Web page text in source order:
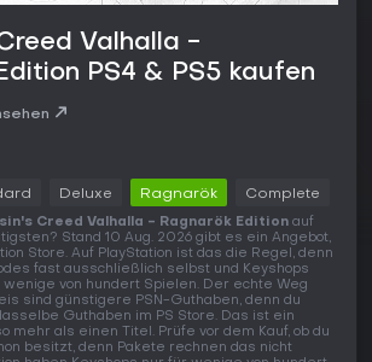
Valhalla -
PS4 & PS5 kaufen
Deluxe Ragnarök Complete
Creed Valhalla - Ragnarök Edition auf
Stand 10 Aug. 2026 gibt es ein Angebot,
Store. Auf PlayStation ist das die Regel, denn
fast ausschließlich selbst und Keyshops
von hundert Spielen. Der echte Weg
sind günstigere PSN-Guthaben, denn du
Guthaben im PS Store. Das ist ein
mehr als einen Titel. Prüfe vor dem Kauf, ob du
besitzt, denn Pakete rechnen das nicht